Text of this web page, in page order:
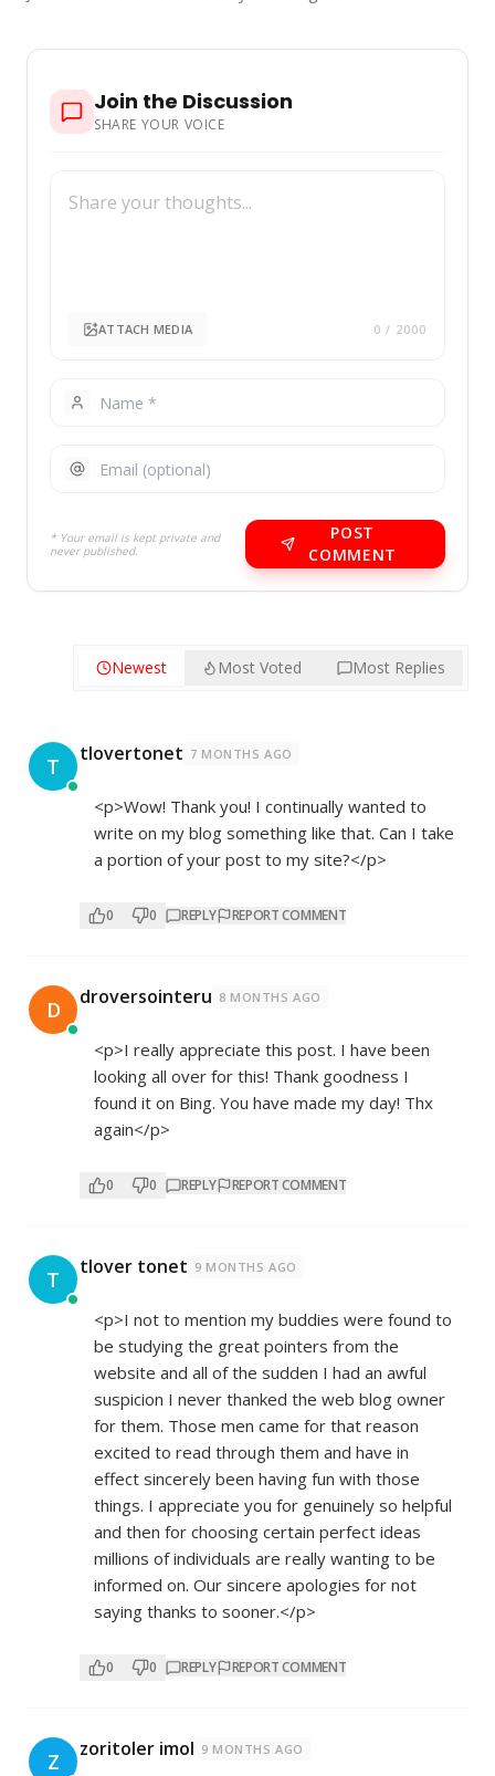
Join the Discussion
SHARE YOUR VOICE
ATTACH MEDIA 0 / 2000
* Your email is kept private and
never published.
POST
COMMENT
Newest Most Voted Most Replies
T tlovertonet 7 MONTHS AGO
<p>Wow! Thank you! I continually wanted to
write on my blog something like that. Can I take
a portion of your post to my site?</p>
0 0 REPLY REPORT COMMENT
D droversointeru 8 MONTHS AGO
<p>I really appreciate this post. I have been
looking all over for this! Thank goodness I
found it on Bing. You have made my day! Thx
again</p>
0 0 REPLY REPORT COMMENT
T tlover tonet 9 MONTHS AGO
<p>I not to mention my buddies were found to
be studying the great pointers from the
website and all of the sudden I had an awful
suspicion I never thanked the web blog owner
for them. Those men came for that reason
excited to read through them and have in
effect sincerely been having fun with those
things. I appreciate you for genuinely so helpful
and then for choosing certain perfect ideas
millions of individuals are really wanting to be
informed on. Our sincere apologies for not
saying thanks to sooner.</p>
0 0 REPLY REPORT COMMENT
Z zoritoler imol 9 MONTHS AGO